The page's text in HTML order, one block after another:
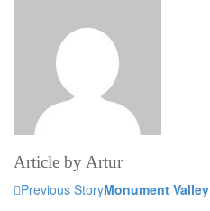
Article byArtur
Previous StoryMonument Valley